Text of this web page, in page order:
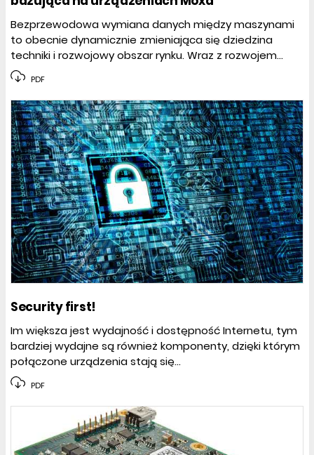
Bezprzewodowa wymiana danych między maszynami
to obecnie dynamicznie zmieniająca się dziedzina
techniki i rozwojowy obszar rynku. Wraz z rozwojem...
PDF
Security first!
Im większa jest wydajność i dostępność Internetu, tym
bardziej wydajne są również komponenty, dzięki którym
połączone urządzenia stają się...
PDF